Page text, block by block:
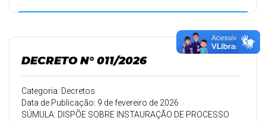
DECRETO N° 011/2026
Categoria: Decretos
Data de Publicação: 9 de fevereiro de 2026
SÚMULA: DISPÕE SOBRE INSTAURAÇÃO DE PROCESSO